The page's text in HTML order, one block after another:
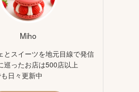
Miho
とスイーツを地元目線で発信
巡ったお店は500店以上
日々更新中